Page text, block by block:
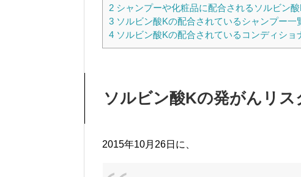
2 シャンプーや化粧品に配合されるソルビン
3 ソルビン酸Kの配合されているシャンプー一
4 ソルビン酸Kの配合されているコンディシ
ソルビン酸Kの発がんリス
2015年10月26日に、